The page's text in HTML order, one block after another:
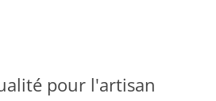
pour l'artisan